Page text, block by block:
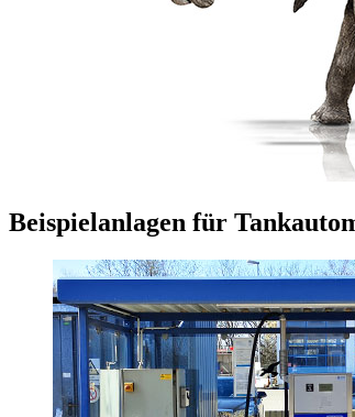
Beispielanlagen für